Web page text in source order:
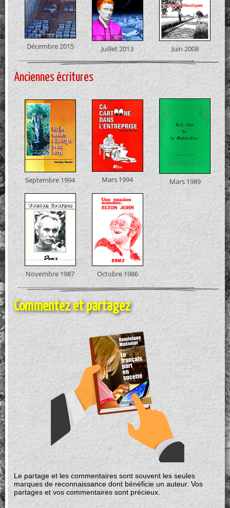
Décembre 2015 Juillet 2013 Juin 2008
Anciennes écritures
Septembre 1994 Mars 1994 Mars 1989
Novembre 1987 Octobre 1986
Commentez et partagez
Le partage et les commentaires sont souvent les seules
marques de reconnaissance dont bénéficie un auteur. Vos
partages et vos commentaires sont précieux.